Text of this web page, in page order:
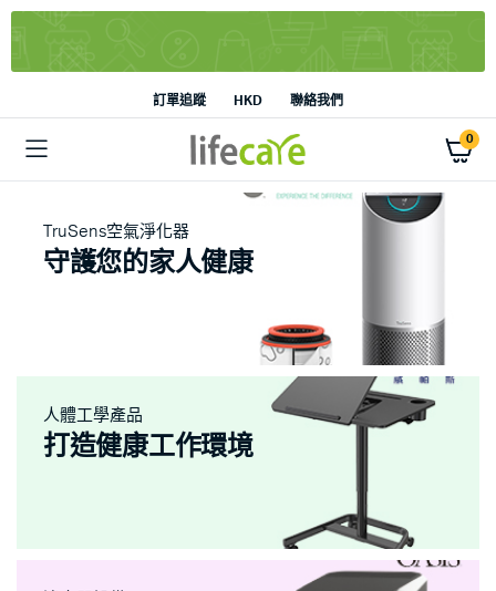
訂單追蹤 HKD 聯絡我們
0
TruSens空氣淨化器
守護您的家人健康
人體工學產品
打造健康工作環境